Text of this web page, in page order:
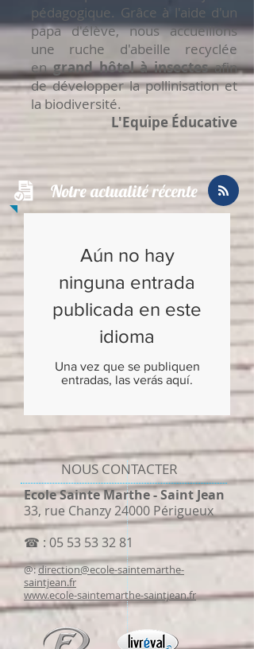
pédagogique. Grâce à l'aide d'un
papa d'élève, nous accueillons
une ruche d'abeille recyclée
engrand hôtel à insectesafin
de développer la pollinisation et
la biodiversité.
L'Equipe Éducative
Aún no hay
ninguna entrada
publicada en este
idioma
Una vez que se publiquen
entradas, las verás aquí.
Notre actualité récente
NOUS CONTACTER
Ecole Sainte Marthe - Saint Jean
33, rue Chanzy 24000 Périgueux
☎ : 05 53 53 32 81
@:direction@ecole-saintemarthe-
saintjean.fr
www.ecole-saintemarthe-saintjean.fr